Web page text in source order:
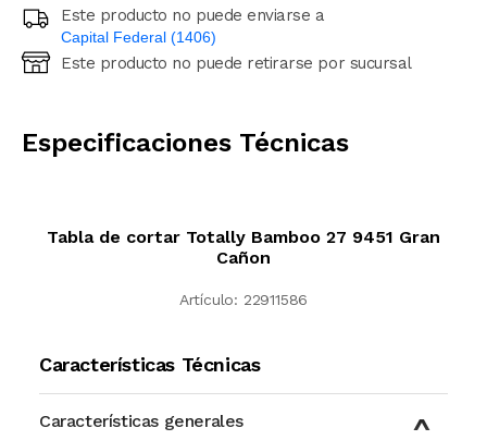
Este producto no puede enviarse a
Capital Federal (1406)
Ingresá código postal (sólo números)
Este producto no puede retirarse por sucursal
Especificaciones Técnicas
Tabla de cortar Totally Bamboo 27 9451 Gran
Cañon
Artículo: 22911586
Características Técnicas
Características generales